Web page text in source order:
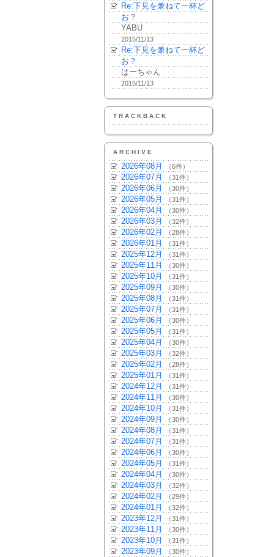
Re:下見を兼ねて一杯ど
お？
YABU
2015/11/13
Re:下見を兼ねて一杯ど
お？
はーちゃん
2015/11/13
TRACKBACK
ARCHIVE
2026年08月 （6件）
2026年07月 （31件）
2026年06月 （30件）
2026年05月 （31件）
2026年04月 （30件）
2026年03月 （32件）
2026年02月 （28件）
2026年01月 （31件）
2025年12月 （31件）
2025年11月 （30件）
2025年10月 （31件）
2025年09月 （30件）
2025年08月 （31件）
2025年07月 （31件）
2025年06月 （30件）
2025年05月 （31件）
2025年04月 （30件）
2025年03月 （32件）
2025年02月 （28件）
2025年01月 （31件）
2024年12月 （31件）
2024年11月 （30件）
2024年10月 （31件）
2024年09月 （30件）
2024年08月 （31件）
2024年07月 （31件）
2024年06月 （30件）
2024年05月 （31件）
2024年04月 （30件）
2024年03月 （32件）
2024年02月 （29件）
2024年01月 （32件）
2023年12月 （31件）
2023年11月 （30件）
2023年10月 （31件）
2023年09月 （30件）